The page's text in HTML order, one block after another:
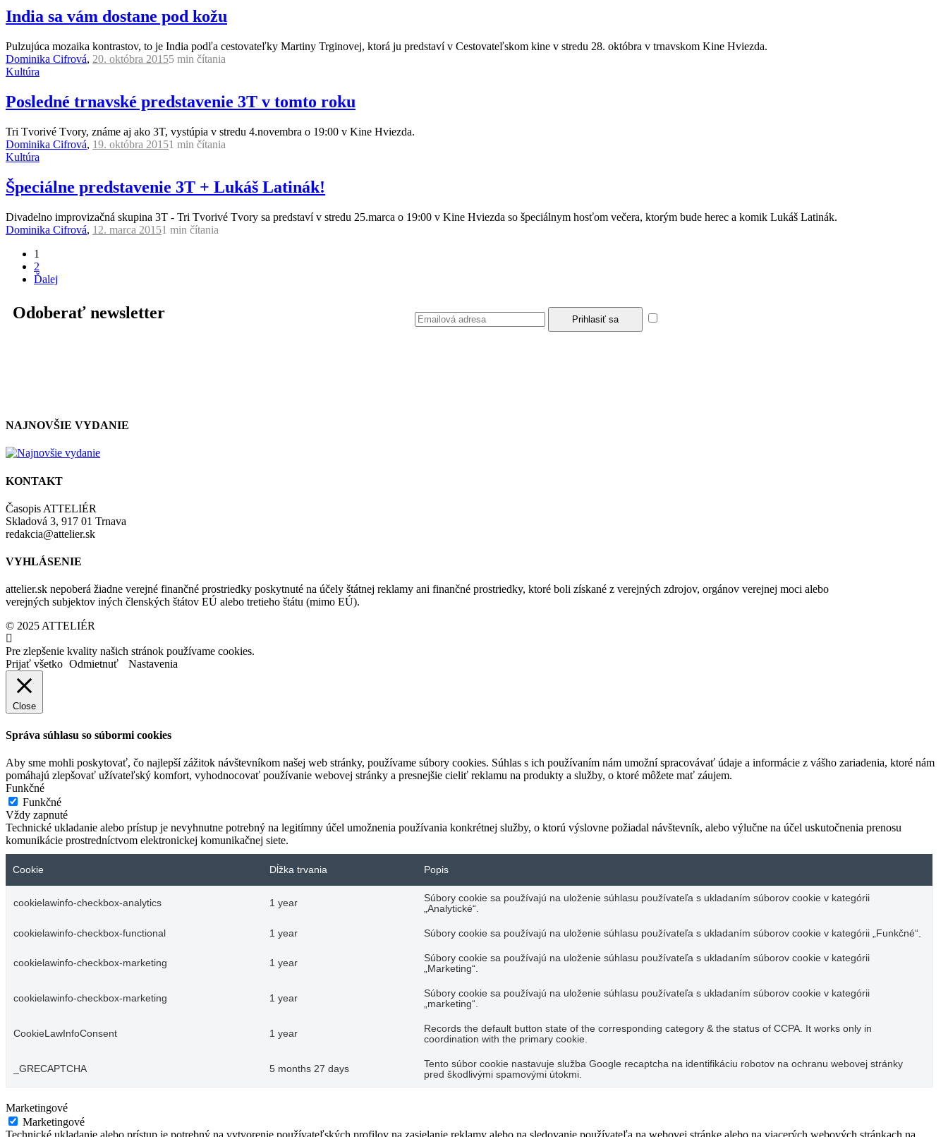
India sa vám dostane pod kožu
Pulzujúca mozaika kontrastov, to je India podľa cestovateľky Martiny Trginovej, ktorá ju predstaví v Cestovateľskom kine v stredu 28. októbra v trnavskom Kine Hviezda.
Dominika Cifrová, 20. októbra 20155 min čítania
Kultúra
Posledné trnavské predstavenie 3T v tomto roku
Tri Tvorivé Tvory, známe aj ako 3T, vystúpia v stredu 4.novembra o 19:00 v Kine Hviezda.
Dominika Cifrová, 19. októbra 20151 min čítania
Kultúra
Špeciálne predstavenie 3T + Lukáš Latinák!
Divadelno improvizačná skupina 3T - Tri Tvorivé Tvory sa predstaví v stredu 25.marca o 19:00 v Kine Hviezda so špeciálnym hosťom večera, ktorým bude herec a komik Lukáš Latinák.
Dominika Cifrová, 12. marca 20151 min čítania
1
2
Ďalej
Odoberať newsletter
NAJNOVŠIE VYDANIE
KONTAKT
Časopis ATTELIÉR
Skladová 3, 917 01 Trnava
redakcia@attelier.sk
VYHLÁSENIE
attelier.sk nepoberá žiadne verejné finančné prostriedky poskytnuté na účely štátnej reklamy ani finančné prostriedky, ktoré boli získané z verejných zdrojov, orgánov verejnej moci alebo
verejných subjektov iných členských štátov EÚ alebo tretieho štátu (mimo EÚ).
© 2025 ATTELIÉR
Pre zlepšenie kvality našich stránok používame cookies.
Prijať všetko Odmietnuť Nastavenia
Close
Správa súhlasu so súbormi cookies
Aby sme mohli poskytovať, čo najlepší zážitok návštevníkom našej web stránky, používame súbory cookies. Súhlas s ich používaním nám umožní spracovávať údaje a informácie z vášho zariadenia, ktoré nám
pomáhajú zlepšovať užívateľský komfort, vyhodnocovať používanie webovej stránky a presnejšie cieliť reklamu na produkty a služby, o ktoré môžete mať záujem.
Funkčné
Funkčné
Vždy zapnuté
Technické ukladanie alebo prístup je nevyhnutne potrebný na legitímny účel umožnenia používania konkrétnej služby, o ktorú výslovne požiadal návštevník, alebo výlučne na účel uskutočnenia prenosu
komunikácie prostredníctvom elektronickej komunikačnej siete.
Cookie Dĺžka trvania Popis
cookielawinfo-checkbox-analytics 1 year
Súbory cookie sa používajú na uloženie súhlasu používateľa s ukladaním súborov cookie v kategórii
„Analytické“.
cookielawinfo-checkbox-functional 1 year Súbory cookie sa používajú na uloženie súhlasu používateľa s ukladaním súborov cookie v kategórii „Funkčné“.
cookielawinfo-checkbox-marketing 1 year
Súbory cookie sa používajú na uloženie súhlasu používateľa s ukladaním súborov cookie v kategórii
„Marketing“.
cookielawinfo-checkbox-marketing 1 year
Súbory cookie sa používajú na uloženie súhlasu používateľa s ukladaním súborov cookie v kategórii
„marketing“.
CookieLawInfoConsent 1 year
Records the default button state of the corresponding category & the status of CCPA. It works only in
coordination with the primary cookie.
_GRECAPTCHA 5 months 27 days
Tento súbor cookie nastavuje služba Google recaptcha na identifikáciu robotov na ochranu webovej stránky
pred škodlivými spamovými útokmi.
Marketingové
Marketingové
Technické ukladanie alebo prístup je potrebný na vytvorenie používateľských profilov na zasielanie reklamy alebo na sledovanie používateľa na webovej stránke alebo na viacerých webových stránkach na